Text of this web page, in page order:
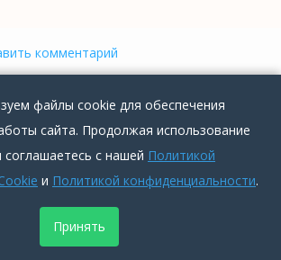
комментарий
Аноним о работодателе
GlowByte Consulting
2014-03-06 14:50:54
файлы cookie для обеспечения
сайта. Продолжая использование
соглашаетесь с нашей Политикой
и Политикой конфиденциальности.
Принять